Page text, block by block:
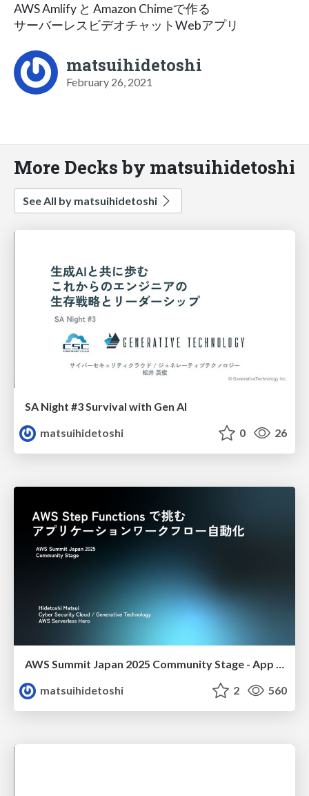
AWS Amlify と Amazon Chimeで作る
サーバーレスビデオチャットWebアプリ
matsuihidetoshi
February 26, 2021
More Decks by matsuihidetoshi
See All by matsuihidetoshi
SA Night #3 Survival with Gen AI
matsuihidetoshi
0 26
matsuihidetoshi
2 560